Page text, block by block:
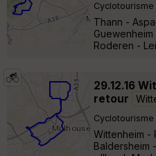
Cyclotourisme
Thann -
Roderen -
29.12.16
retour
Cyclotourisme
Wittenheim -
Baldersheim